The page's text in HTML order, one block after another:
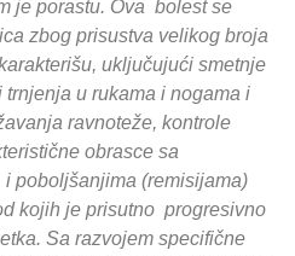
je porastu. Ova bolest se
zbog prisustva velikog broja
uključujući smetnje
u rukama i nogama i
ravnoteže, kontrole
obrasce sa
poboljšanjima (remisijama)
kojih je prisutno progresivno
Sa razvojem specifične